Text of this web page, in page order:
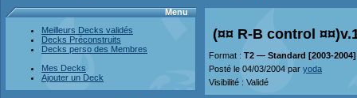
Menu
Meilleurs Decks validés
Decks Préconstruits
Decks perso des Membres
Mes Decks
Ajouter un Deck
(¤¤ R-B control
Format : T2 — Standard [2003-2004]
Posté le 04/03/2004 par yoda
Visibilité : Validé